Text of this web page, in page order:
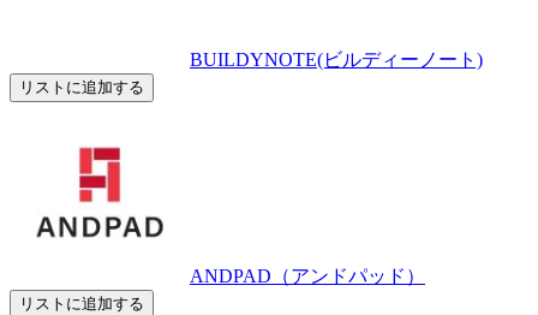
BUILDYNOTE(ビルディーノート)
リストに追加する
ANDPAD（アンドパッド）
リストに追加する